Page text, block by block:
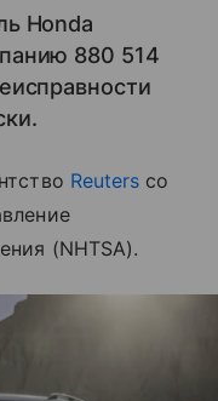
Honda
880 514
Reuters со
(NHTSA).